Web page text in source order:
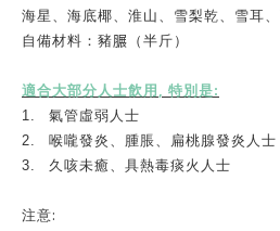
海星、海底椰、淮山、雪梨乾、雪耳
自備材料：豬𦟌 （半斤）
適合大部分人士飲用 , 特別是:
1.
氣管虛弱人士
2.
喉嚨發炎、腫脹、扁桃腺發炎人士
3.
久咳未癒、具熱毒痰火人士
注意: